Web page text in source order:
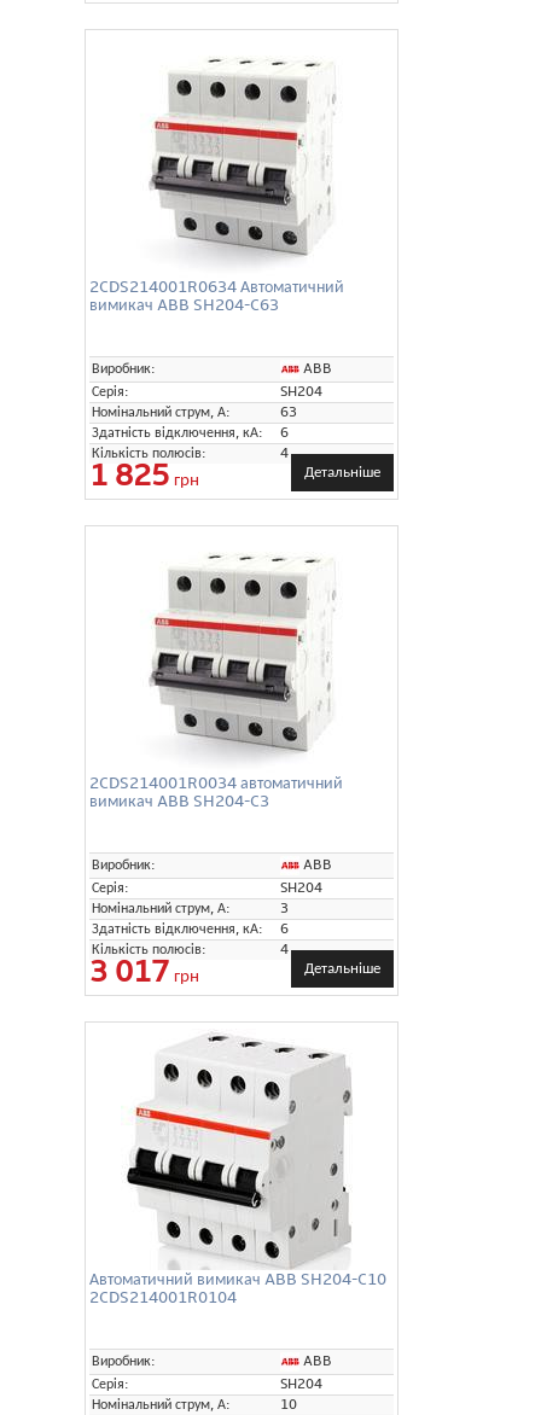
2CDS214001R0634 Автоматичний
вимикач ABB SH204-C63
Виробник:
ABB
Серія:
SH204
Номінальний струм, А:
63
Здатність відключення, кА:
6
Кількість полюсів:
4
1 825 грн Детальніше
2CDS214001R0034 автоматичний
вимикач ABB SH204-C3
Виробник:
ABB
Серія:
SH204
Номінальний струм, А:
3
Здатність відключення, кА:
6
Кількість полюсів:
4
3 017 грн Детальніше
Автоматичний вимикач ABB SH204-C10
2CDS214001R0104
Виробник:
ABB
Серія:
SH204
Номінальний струм, А:
10